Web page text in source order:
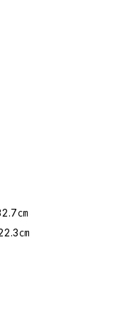
㎝
㎝